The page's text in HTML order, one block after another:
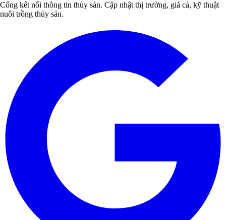
Cổng kết nối thông tin thủy sản. Cập nhật thị trường, giá cả, kỹ thuật
nuôi trồng thủy sản.